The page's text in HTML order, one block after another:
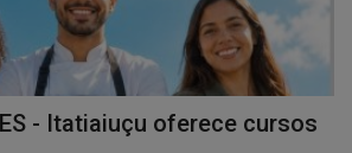
- Itatiaiuçu oferece cursos